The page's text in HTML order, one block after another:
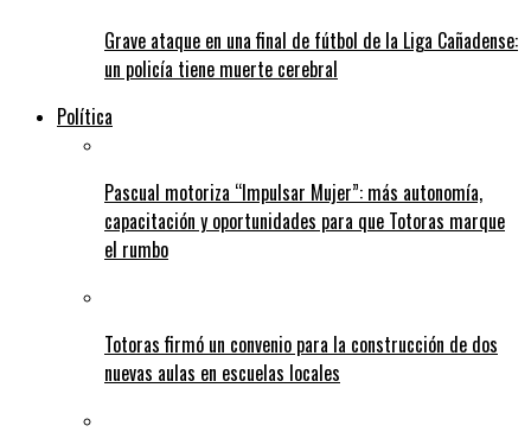
Grave ataque en una final de fútbol de la Liga Cañadense:
un policía tiene muerte cerebral
Política
Pascual motoriza “Impulsar Mujer”: más autonomía,
capacitación y oportunidades para que Totoras marque
el rumbo
Totoras firmó un convenio para la construcción de dos
nuevas aulas en escuelas locales